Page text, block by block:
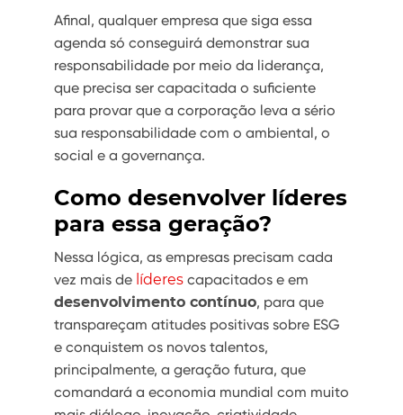
Afinal, qualquer empresa que siga essa
agenda só conseguirá demonstrar sua
responsabilidade por meio da liderança,
que precisa ser capacitada o suficiente
para provar que a corporação leva a sério
sua responsabilidade com o ambiental, o
social e a governança.
Como desenvolver líderes
para essa geração?
Nessa lógica, as empresas precisam cada
vez mais de líderes capacitados e em
desenvolvimento contínuo, para que
transpareçam atitudes positivas sobre ESG
e conquistem os novos talentos,
principalmente, a geração futura, que
comandará a economia mundial com muito